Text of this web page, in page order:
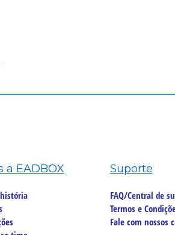
a EADBOX Suporte
FAQ/Central de
Termos e
Fale com nossos